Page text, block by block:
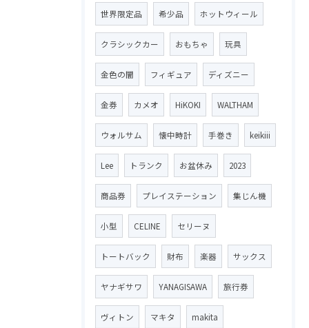
世界限定品 希少品 ホットウィール
クラシックカー おもちゃ 玩具
金色の闇 フィギュア ディズニー
金券 カメオ HiKOKI WALTHAM
ウォルサム 懐中時計 手巻き keikiii
Lee トランク お盆休み 2023
商品券 プレイステーション 集じん機
小型 CELINE セリーヌ
トートバック 財布 楽器 サックス
ヤナギサワ YANAGISAWA 旅行券
ヴィトン マキタ makita